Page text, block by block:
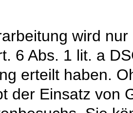
wird
6 Abs. 1 lit. a
erteilt haben.
der Einsatz von